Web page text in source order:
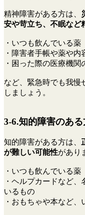
精神障害がある方は、
安や苛立ち、不眠など
・いつも飲んでいる薬
・障害者手帳や薬や
・困った際の医療機関
など、緊急時でも我慢
しましょう。
3-6.知的障害のある
知的障害がある方は、
が難しい可能性があり
・いつも飲んでいる薬
・ヘルプカードなど
いるもの
・おもちゃや本など